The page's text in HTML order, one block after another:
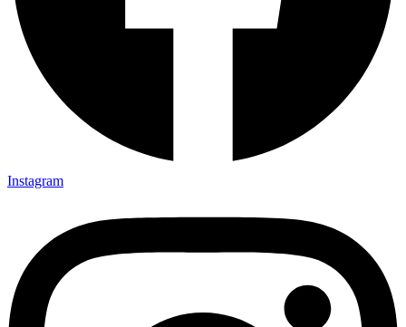
Instagram